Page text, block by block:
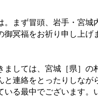
まず冒頭、岩手・宮城
御冥福をお祈り申し上
しては、宮城［県］の
と連絡をとったりしな
いる最中でございます